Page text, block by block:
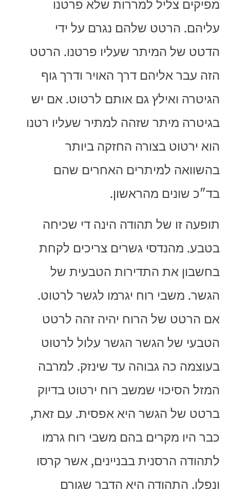
מפיקים צליל למררות שלא פרטנו
עליהם. הרטט שלהם נגרם על ידי
הדטט של המיתר שעליו פרטנו. הרטט
הזה עבר אליהם דרך האויר ודרך גוף
הגיטרה ואילץ גם אותם לרטוט. אם יש
בגיטרה מיתר שזהה למתיר שעליו רטנו
הוא ירטוט בצורה החזקה ביותר
בהשוואה למיתרים האחרים שהם
בד"כ שונים מהראשון.
תופעה זו של תהודה הינה די שכיחה
בטבע. מהנדסי גשרים צריכים לקחת
בחשבון את התדירות הטבעית של
הגשר. משבי רוח יגרמו לגשר לרטוט.
אם הרטט של הרוח יהיה זהה לרטט
הטבעי של הגשר הגשר עלול לרטוט
בעוצמה כה גבוהה עד שינזק. למרבה
המזל הסיכוי שמשב רוח ירטוט בדיוק
ברטט של הגשר היא אפסית. עם זאת,
כבר היו מקרים בהם משבי רוח גרמו
לתהודה הרסנית בבניינים, אשר קרסו
ונפלו. התהודה היא הדבר שגורם